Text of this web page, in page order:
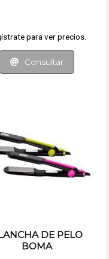
para ver precios.
Consultar
DE PELO
BOMA